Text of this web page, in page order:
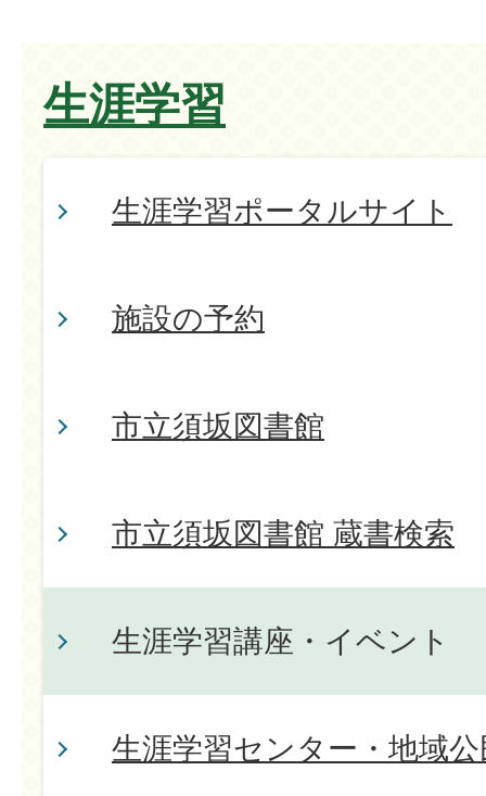
生涯学習
生涯学習ポータルサイト
施設の予約
市立須坂図書館
市立須坂図書館 蔵書検索
生涯学習講座・イベント
生涯学習センター・地域